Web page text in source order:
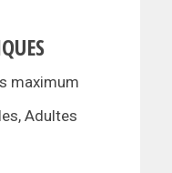
maximum
Adultes